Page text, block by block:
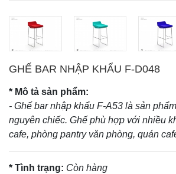
GHẾ BAR NHẬP KHẨU F-D048
* Mô tả sản phẩm:
- Ghế bar nhập khẩu F-A53 là sản
nguyên chiếc. Ghế phù hợp với nhiều
cafe, phòng pantry văn phòng, quán
* Tình trạng: Còn hàng